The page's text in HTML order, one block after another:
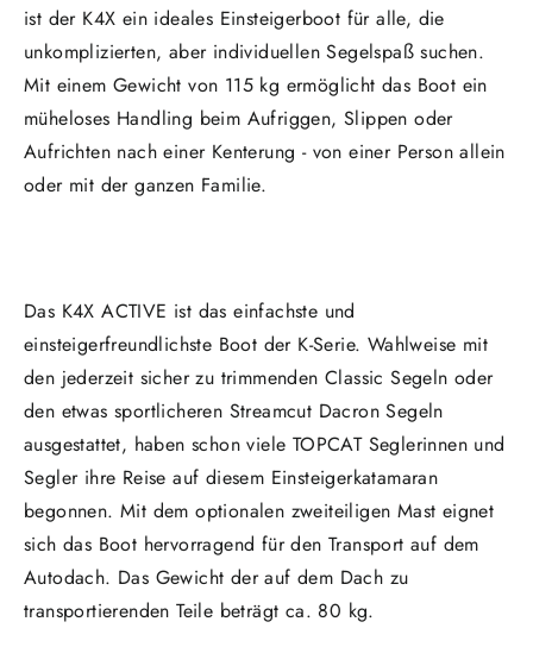
ist der K4X ein ideales Einsteigerboot für alle, die
unkomplizierten, aber individuellen Segelspaß suchen.
Mit einem Gewicht von 115 kg ermöglicht das Boot ein
müheloses Handling beim Aufriggen, Slippen oder
Aufrichten nach einer Kenterung - von einer Person allein
oder mit der ganzen Familie.
Das K4X ACTIVE ist das einfachste und
einsteigerfreundlichste Boot der K-Serie. Wahlweise mit
den jederzeit sicher zu trimmenden Classic Segeln oder
den etwas sportlicheren Streamcut Dacron Segeln
ausgestattet, haben schon viele TOPCAT Seglerinnen und
Segler ihre Reise auf diesem Einsteigerkatamaran
begonnen. Mit dem optionalen zweiteiligen Mast eignet
sich das Boot hervorragend für den Transport auf dem
Autodach. Das Gewicht der auf dem Dach zu
transportierenden Teile beträgt ca. 80 kg.